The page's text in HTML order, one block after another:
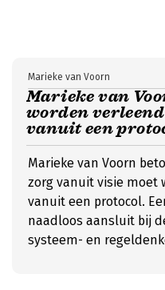
Marieke van
worden
vanuit een
Marieke van Voorn
Marieke van Voorn
zorg vanuit visie moet
vanuit een protocol.
naadloos aansluit bij
systeem- en